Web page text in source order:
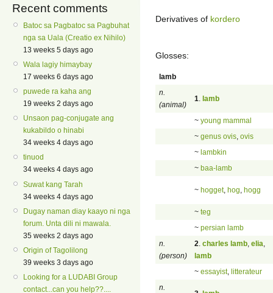
Recent comments
Batoc sa Pagbatoc sa Pagbuhat
nga sa Uala (Creatio ex Nihilo)
13 weeks 5 days ago
Wala lagiy himaybay
17 weeks 6 days ago
puwede ra kaha ang
19 weeks 2 days ago
Unsaon pag-conjugate ang
kukabildo o hinabi
34 weeks 4 days ago
tinuod
34 weeks 4 days ago
Suwat kang Tarah
34 weeks 4 days ago
Dugay naman diay kaayo ni nga
forum. Unta dili ni mawala.
35 weeks 2 days ago
Origin of Tagolilong
39 weeks 3 days ago
Looking for a LUDABI Group
contact...can you help??....
Derivatives of kordero
Glosses:
lamb
n.
(animal)
1 lamb
~ young mammal
~ genus ovis ovis
~ lambkin
~ baa-lamb
~ hogget, hog hogg
~ teg
~ persian lamb
n.
(person)
2 charles lamb elia
lamb
~ essayist, litterateur
n.